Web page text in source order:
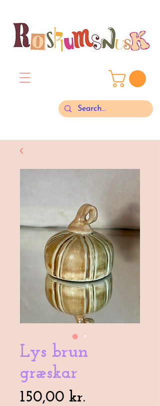
Lys brun
græskar
150,00 kr.Pris